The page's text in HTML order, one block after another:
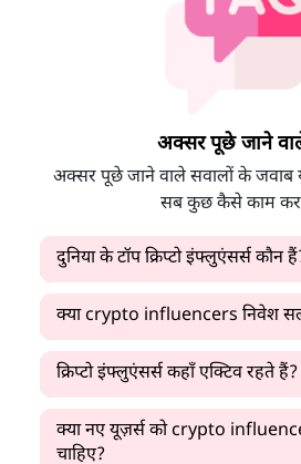
अक्सर पूछे जाने वाले
अक्सर पूछे जाने वाले सवालों के
सब कुछ कैसे काम
दुनिया के टॉप क्रिप्टो इंफ्लुएंसर्स कौन
क्या crypto influencers निवेश
क्रिप्टो इंफ्लुएंसर्स कहाँ एक्टिव रहते हैं?
क्या नए यूज़र्स को crypto
चाहिए?